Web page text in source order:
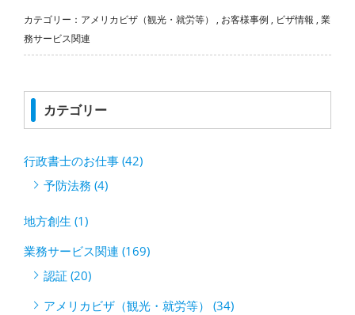
カテゴリー： アメリカビザ（観光・就労等） , お客様事例 , ビザ情報 , 業
務サービス関連
カテゴリー
行政書士のお仕事 (42)
予防法務 (4)
地方創生 (1)
業務サービス関連 (169)
認証 (20)
アメリカビザ（観光・就労等） (34)